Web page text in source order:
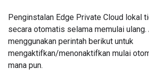
Penginstalan Edge Private Cloud lokal
secara otomatis selama memulai ulang.
menggunakan perintah berikut untuk
mengaktifkan/menonaktifkan mulai
mana pun.